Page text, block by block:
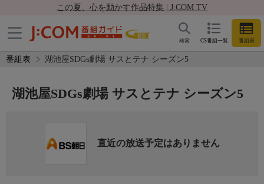
この夏、心を動かす作品特集 | J:COM TV
CS番組一覧 番組表
検索
番組表 湖池屋SDGs劇場 サスとテナ シーズン5
湖池屋SDGs劇場 サスとテナ シーズン5
直近の放送予定はありません